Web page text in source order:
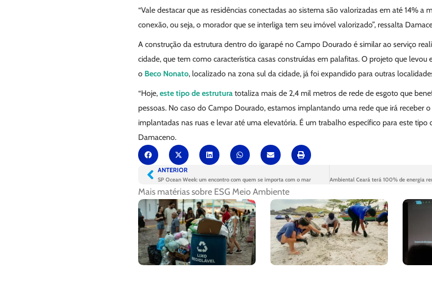
“Vale destacar que as residências conectadas ao sistema são valorizadas em até 14% a
conexão, ou seja, o morador que se interliga tem seu imóvel valorizado”, ressalta
A construção da estrutura dentro do igarapé no Campo Dourado é similar ao serviço
cidade, que tem como característica casas construídas em palafitas. O projeto que levou
o Beco Nonato, localizado na zona sul da cidade, já foi expandido para outras
“Hoje, este tipo de estrutura totaliza mais de 2,4 mil metros de rede de esgoto que
pessoas. No caso do Campo Dourado, estamos implantando uma rede que irá receber
implantadas nas ruas e levar até uma elevatória. É um trabalho específico para este tipo
Damaceno.
ANTERIOR
SP Ocean Week: um encontro com quem se importa com o mar
Mais matérias sobre ESG Meio Ambiente